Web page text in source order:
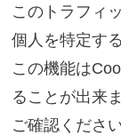
このトラフィ
個人を特定す
この機能は
ることが出来
ご確認ください